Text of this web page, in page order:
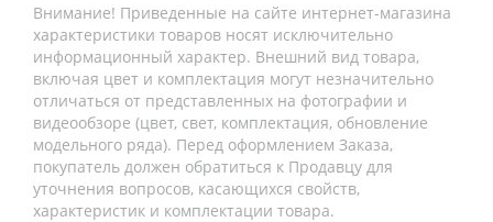
Внимание! Приведенные на сайте интернет-магазина
характеристики товаров носят исключительно
информационный характер. Внешний вид товара,
включая цвет и комплектация могут незначительно
отличаться от представленных на фотографии и
видеообзоре (цвет, свет, комплектация, обновление
модельного ряда). Перед оформлением Заказа,
покупатель должен обратиться к Продавцу для
уточнения вопросов, касающихся свойств,
характеристик и комплектации товара.